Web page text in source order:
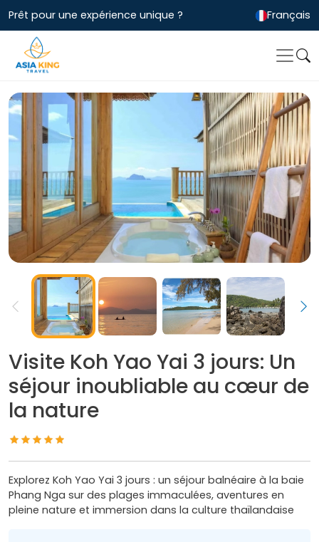
Prêt pour une expérience unique ? Français
Visite Koh Yao Yai 3 jours: Un
séjour inoubliable au cœur de
la nature
Explorez Koh Yao Yai 3 jours : un séjour balnéaire à la baie
Phang Nga sur des plages immaculées, aventures en
pleine nature et immersion dans la culture thaïlandaise